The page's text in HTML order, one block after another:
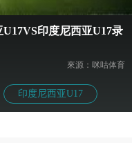
印度尼西亚U17录
來源：咪咕体育
印度尼西亚U17